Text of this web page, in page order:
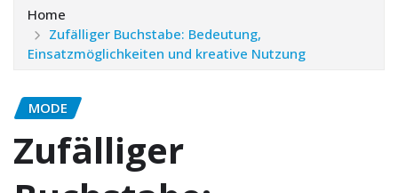
Home
Zufälliger Buchstabe: Bedeutung,
Einsatzmöglichkeiten und kreative Nutzung
MODE
Zufälliger